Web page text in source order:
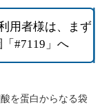
用者様は、まず
#7119」へ
を蛋白からなる袋